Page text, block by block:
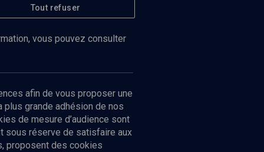
Tout refuser
vous pouvez consulter
afin de vous proposer une
grande adhésion de nos
de mesure d’audience sont
sous réserve de satisfaire aux
proposent des cookies